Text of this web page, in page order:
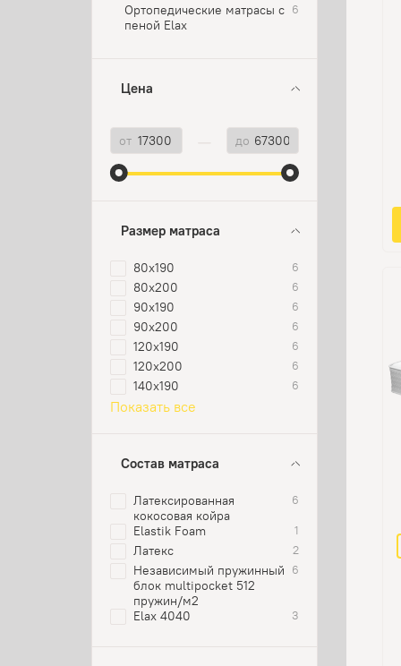
Ортопедические матрасы с
пеной Elax
6
Цена
от до
Размер матраса
80х190 6
80х200 6
90х190 6
90х200 6
120х190 6
120х200 6
140х190 6
Показать все
Состав матраса
Латексированная
кокосовая койра
6
Elastik Foam 1
Латекс 2
Независимый пружинный
блок multipocket 512
пружин/м2
6
Elax 4040 3